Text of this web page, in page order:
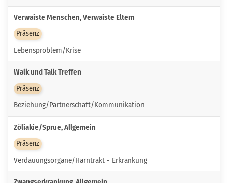
Verwaiste Menschen, Verwaiste Eltern
Präsenz
Lebensproblem/Krise
Walk und Talk Treffen
Präsenz
Beziehung/Partnerschaft/Kommunikation
Zöliakie/Sprue, Allgemein
Präsenz
Verdauungsorgane/Harntrakt - Erkrankung